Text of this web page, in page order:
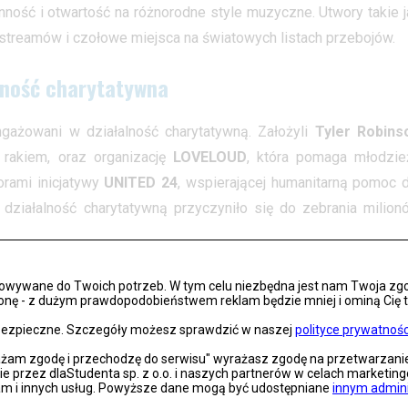
do Twoich potrzeb. W tym celu niezbędna jest nam Twoja
- z dużym prawdopodobieństwem reklam będzie mniej i ominą Cię
Szczegóły możesz sprawdzić w naszej polityce
zgodę i przechodzę do serwisu" wyrażasz zgodę na
przez dlaStudenta sp. z o.o. i naszych partnerów w celach
i innych usług. Powyższe dane mogą być udostępniane innym
i otwartość na różnorodne style muzyczne. Utwory takie
i czołowe miejsca na światowych listach przebojów.
charytatywna
w działalność charytatywną. Założyli Tyler
oraz organizację LOVELOUD, która pomaga
inicjatywy UNITED 24, wspierającej humanitarną pomoc
charytatywną przyczyniło się do zebrania
nagród, w tymAmerican Music Awardsoraz
i popularność wśród fanów na całym świecie.
ramach trasy LOOM WORLD TOUR